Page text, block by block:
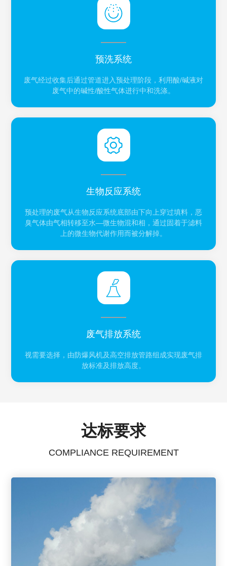
预洗系统
废气经过收集后通过管道进入预处理阶段，利用酸/碱液对
废气中的碱性/酸性气体进行中和洗涤。
生物反应系统
预处理的废气从生物反应系统底部由下向上穿过填料，恶
臭气体由气相转移至水—微生物混和相，通过固着于滤料
上的微生物代谢作用而被分解掉。
废气排放系统
视需要选择，由防爆风机及高空排放管路组成实现废气排
放标准及排放高度。
达标要求
COMPLIANCE REQUIREMENT